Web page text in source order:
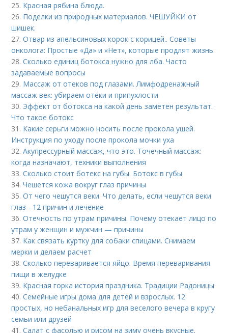
25. Красная рябина блюда.
26. Поделки из природных материалов. ЧЕШУЙКИ от
шишек.
27.Отвар из апельсиновых корок с корицей.. Советы
онколога: Простые «Да» и «Нет», которые продлят жизнь
28.Сколько единиц ботокса нужно для лба. Часто
задаваемые вопросы
29. Массаж от отеков под глазами. Лимфодренажный
массаж век: убираем отёки и припухлости
30. Эффект от ботокса на какой день заметен результат.
Что такое ботокс
31. Какие серьги можно носить после прокола ушей.
Инструкция по уходу после прокола мочки уха
32.Акупрессурный массаж, что это. Точечный массаж:
когда назначают, техники выполнения
33.Сколько стоит ботекс на губы. Ботокс в губы
34.Чешется кожа вокруг глаз причины
35.От чего чешутся веки. Что делать, если чешутся веки
глаз - 12 причин и лечение
36.Отечность по утрам причины. Почему отекает лицо по
утрам у женщин и мужчин — причины
37. Как связать куртку для собаки спицами. Снимаем
мерки и делаем расчет
38.Сколько переваривается яйцо. Время переваривания
пищи в желудке
39. Красная горка история праздника. Традиции Радоницы
40.Семейные игры дома для детей и взрослых. 12
простых, но небанальных игр для веселого вечера в кругу
семьи или друзей
41.Салат с фасолью и рисом на зиму очень вкусные.